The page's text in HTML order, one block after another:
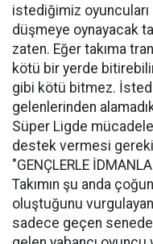
istediğimiz oyuncuları
düşmeye oynayacak
zaten. Eğer takıma
kötü bir yerde
gibi kötü bitmez.
gelenlerinden
Süper Ligde
destek vermesi
"GENÇLERLE
Takımın şu anda
oluştuğunu
sadece geçen